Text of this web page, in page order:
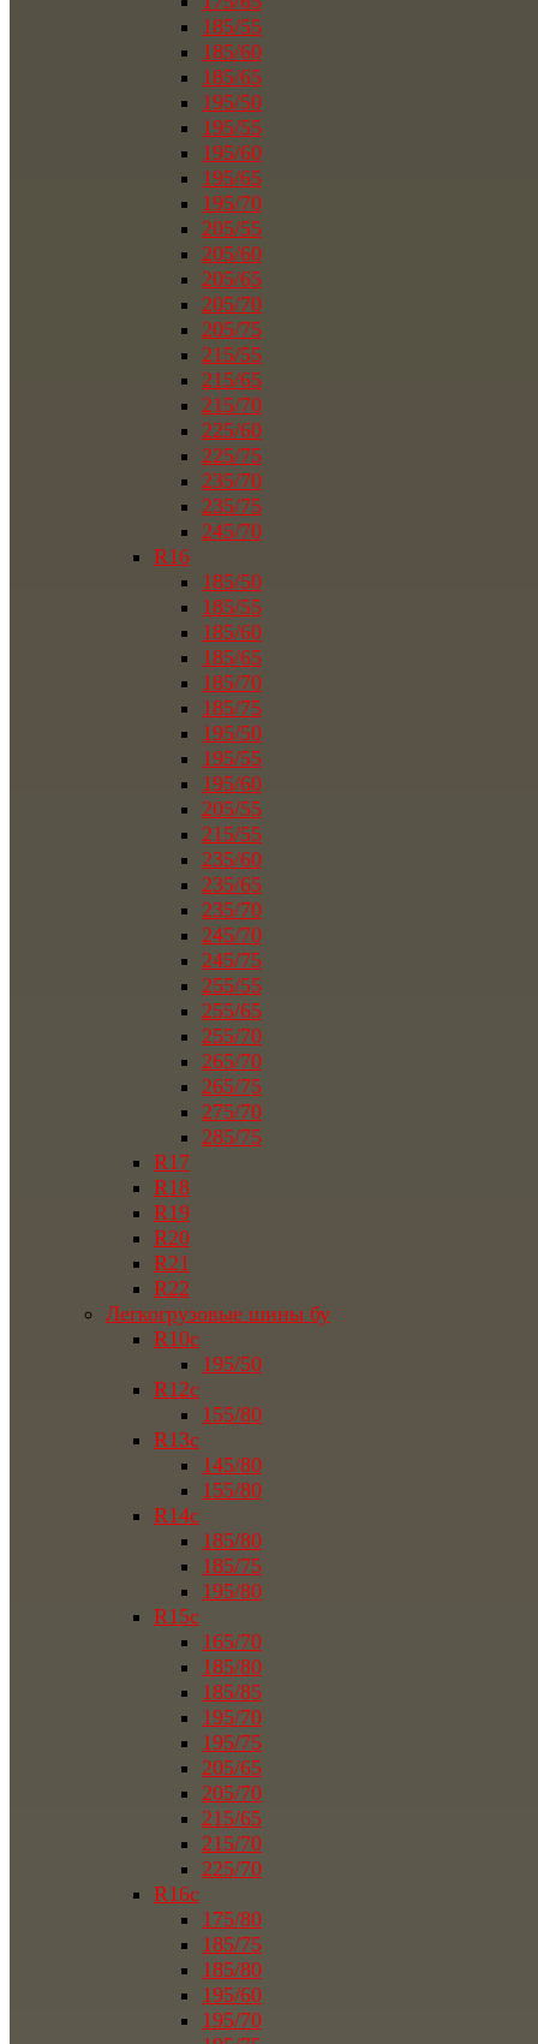
185/55
185/60
185/65
195/50
195/55
195/60
195/65
195/70
205/55
205/60
205/65
205/70
205/75
215/55
215/65
215/70
225/60
225/75
235/70
235/75
245/70
R16
185/50
185/55
185/60
185/65
185/70
185/75
195/50
195/55
195/60
205/55
215/55
235/60
235/65
235/70
245/70
245/75
255/55
255/65
255/70
265/70
265/75
275/70
285/75
R17
R18
R19
R20
R21
R22
Легкогрузовые шины бу
R10c
195/50
R12c
155/80
R13c
145/80
155/80
R14c
185/80
185/75
195/80
R15c
165/70
185/80
185/85
195/70
195/75
205/65
205/70
215/65
215/70
225/70
R16c
175/80
185/75
185/80
195/60
195/70